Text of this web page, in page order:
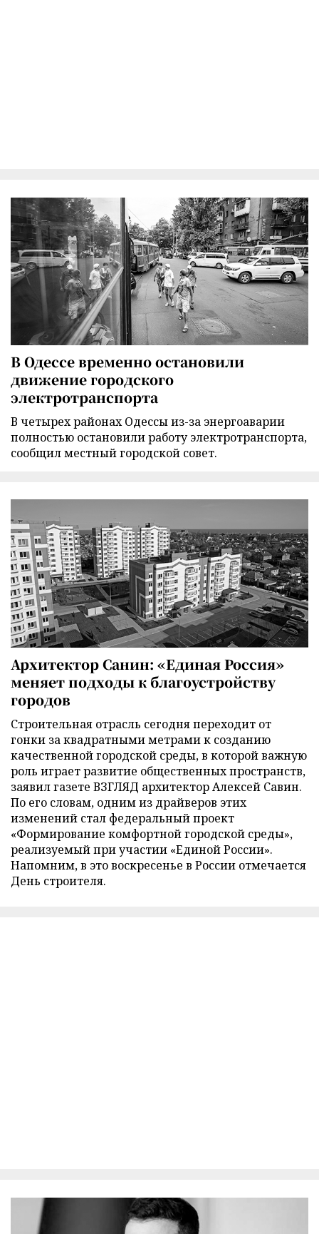
В Одессе временно остановили
движение городского
электротранспорта
В четырех районах Одессы из-за энергоаварии
полностью остановили работу электротранспорта,
сообщил местный городской совет.
Архитектор Санин: «Единая Россия»
меняет подходы к благоустройству
городов
Строительная отрасль сегодня переходит от
гонки за квадратными метрами к созданию
качественной городской среды, в которой важную
роль играет развитие общественных пространств,
заявил газете ВЗГЛЯД архитектор Алексей Савин.
По его словам, одним из драйверов этих
изменений стал федеральный проект
«Формирование комфортной городской среды»,
реализуемый при участии «Единой России».
Напомним, в это воскресенье в России отмечается
День строителя.